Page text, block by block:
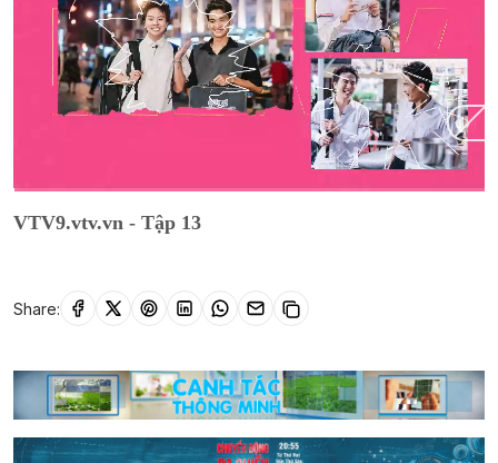
VTV9.vtv.vn - Tập 13
Share: